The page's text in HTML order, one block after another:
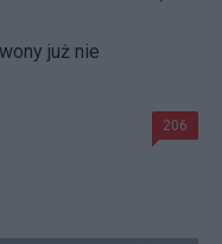
już nie
206